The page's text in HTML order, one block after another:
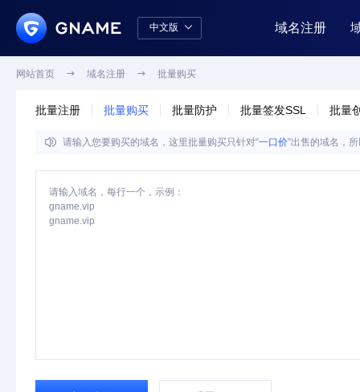
中文版 
English
域名注册
网站首页  域名注册  批量购买
批量注册 批量购买 批量防护 批量签发SSL 批量
 请输入您要购买的域名，这里批量购买只针对“一口价”出售的域名，
请输入域名，每行一个，示例：
gname.vip
gname.vip